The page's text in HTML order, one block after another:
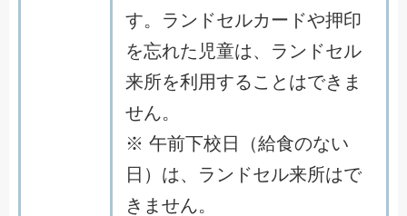
す。ランドセルカードや押印
を忘れた児童は、ランドセル
来所を利用することはできま
せん。
※ 午前下校日（給食のない
日）は、ランドセル来所はで
きません。